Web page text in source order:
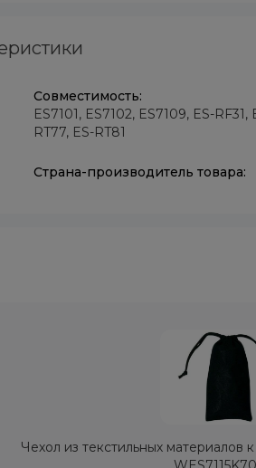
Совместимость:
ES7101, ES7102, ES7109, ES-RF31,
RT77, ES-RT81
Страна-производитель товара:
Чехол из текстильных материалов